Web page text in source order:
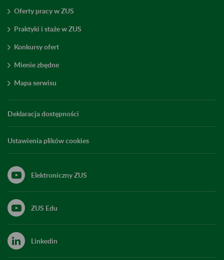
Oferty pracy w ZUS
Praktyki i staże w ZUS
Konkursy ofert
Mienie zbędne
Mapa serwisu
Deklaracja dostępności
Ustawienia plików cookies
Elektroniczny ZUS
ZUS Edu
Linkedin